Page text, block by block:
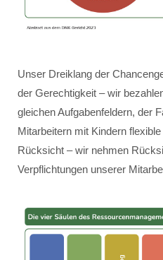
Unser Dreiklang der
der Gerechtigkeit – wir
gleichen Aufgabenfeldern, der
Mitarbeitern mit Kindern
Rücksicht – wir nehmen
Verpflichtungen unserer